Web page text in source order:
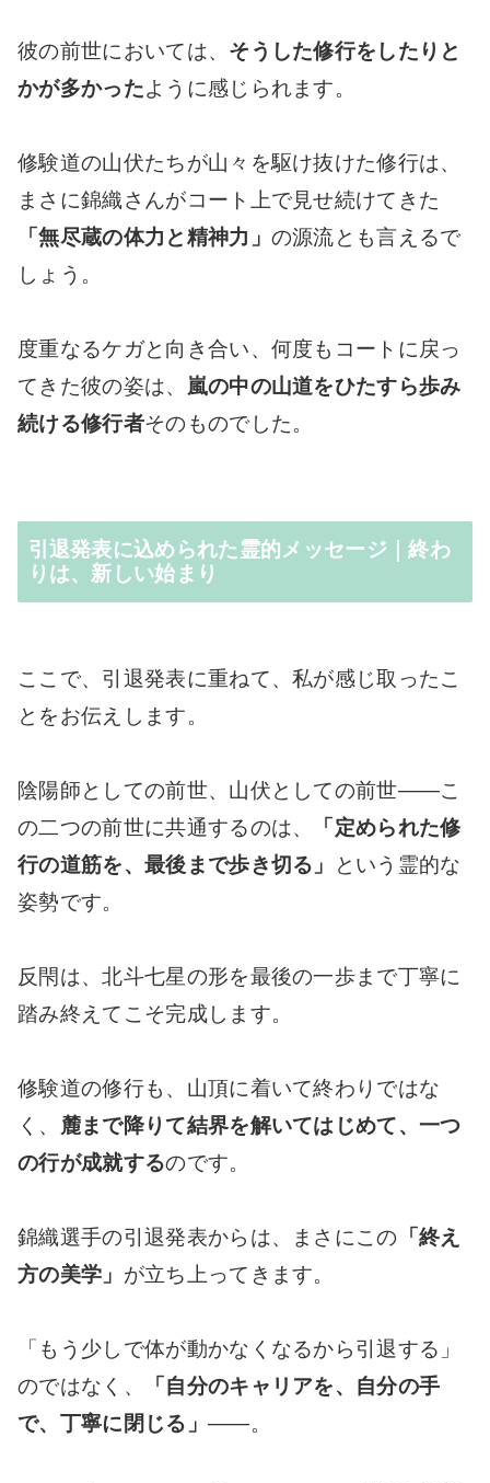
彼の前世においては、 そうした修行をしたりと
かが多かったように感じられます。
修験道の山伏たちが山々を駆け抜けた修行は、
まさに錦織さんがコート上で見せ続けてきた
「無尽蔵の体力と精神力」 の源流とも言えるで
しょう。
度重なるケガと向き合い、何度もコートに戻っ
てきた彼の姿は、
嵐の中の山道をひたすら歩み
続ける修行者そのものでした。
引退発表に込められた霊的メッセージ｜終わ
りは、新しい始まり
ここで、引退発表に重ねて、私が感じ取ったこ
とをお伝えします。
陰陽師としての前世、山伏としての前世――こ
の二つの前世に共通するのは、
「定められた修
行の道筋を、最後まで歩き切る」
という霊的な
姿勢です。
反閇は、北斗七星の形を最後の一歩まで丁寧に
踏み終えてこそ完成します。
修験道の修行も、山頂に着いて終わりではな
く、
麓まで降りて結界を解いてはじめて、一つ
の行が成就するのです。
錦織選手の引退発表からは、まさにこの 「終え
方の美学」 が立ち上ってきます。
「もう少しで体が動かなくなるから引退する」
のではなく、
「自分のキャリアを、自分の手
で、丁寧に閉じる」 ――。